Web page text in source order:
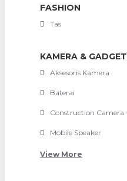
FASHION
Tas
KAMERA & GADGET
Aksesoris Kamera
Baterai
Construction Camera
Mobile Speaker
View More